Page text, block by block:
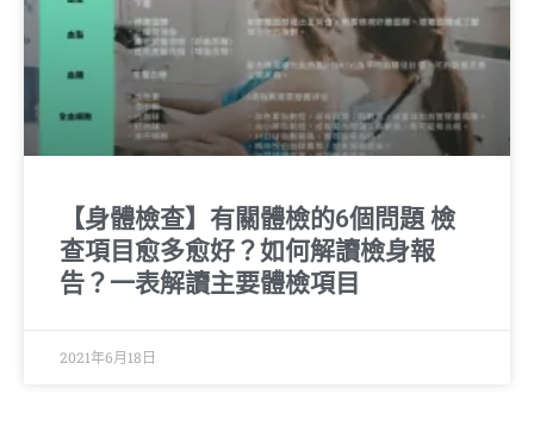
【身體檢查】有關體檢的6個問題 檢
查項目愈多愈好？如何解讀檢身報
告？一表解讀主要體檢項目
2021年6月18日